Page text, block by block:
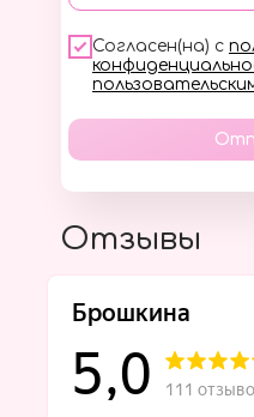
Согласен(на) с
Отзывы